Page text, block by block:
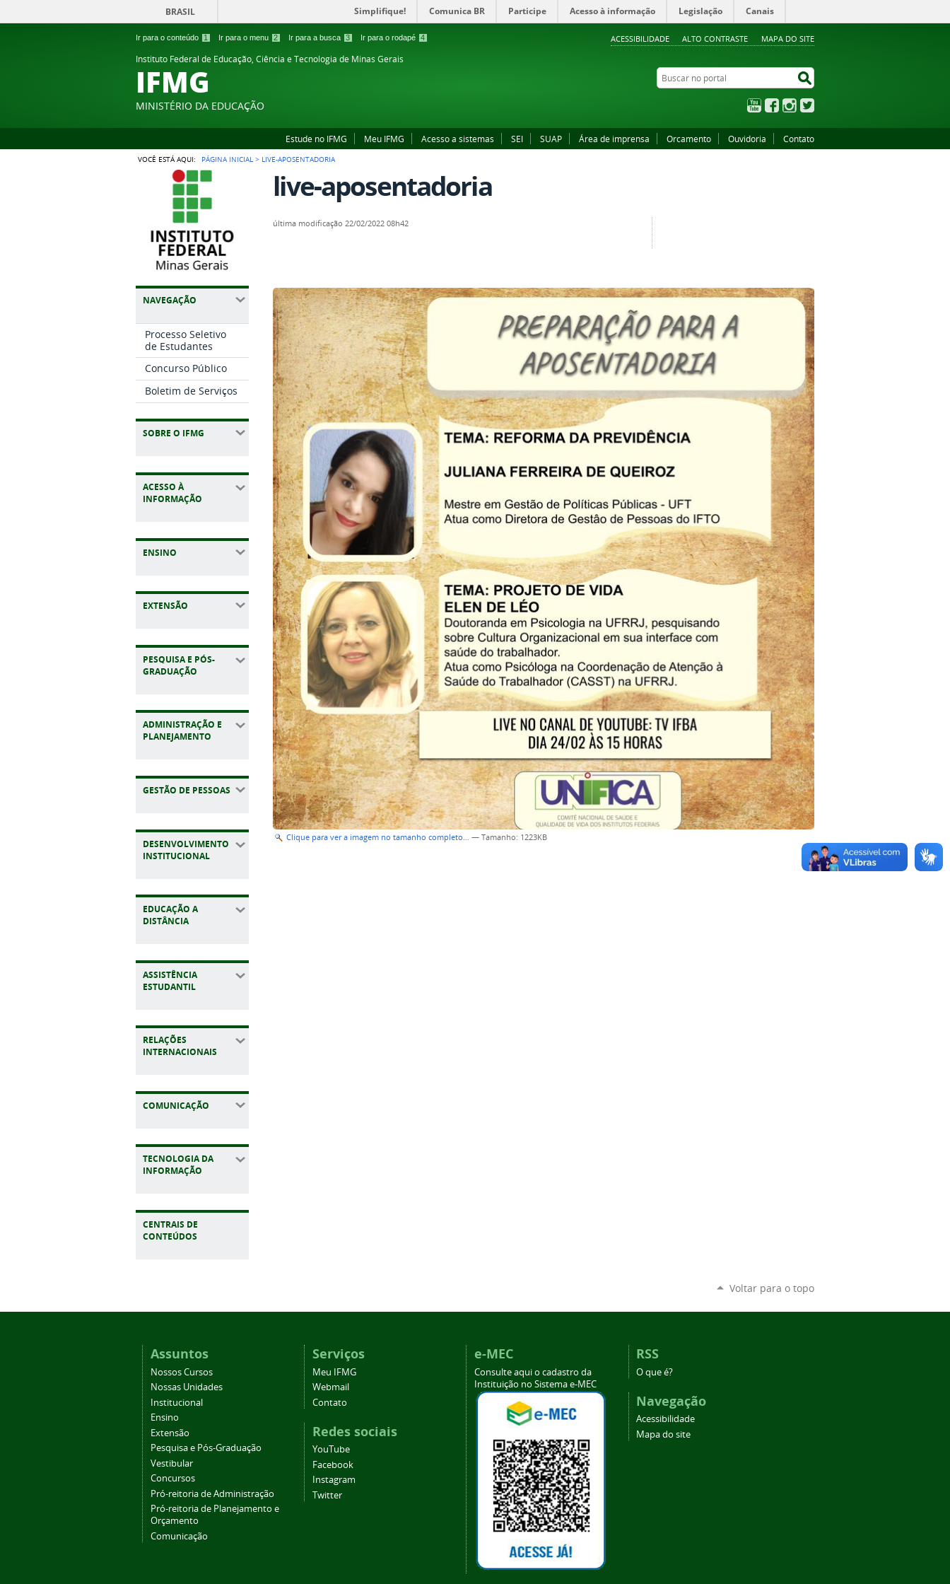
Ir para o conteúdo 1 Ir para o menu 2 Ir para a busca 3 Ir para o rodapé 4 ACESSIBILIDADE ALTO CONTRASTE MAPA DO SITE
BRASIL Simplifique! Comunica BR Participe Acesso à informação Legislação Canais
Instituto Federal de Educação, Ciência e Tecnologia de Minas Gerais
IFMG
MINISTÉRIO DA EDUCAÇÃO
Buscar no portal
YouTubeFacebookInstagram
Estude no IFMG Meu IFMG Acesso a sistemas SEI SUAP Área de imprensa Orcamento Ouvidoria Contato
VOCÊ ESTÁ AQUI: PÁGINA INICIAL > LIVE-APOSENTADORIA
NAVEGAÇÃO
Processo Seletivo
de Estudantes
Concurso Público
Boletim de Serviços
SOBRE O IFMG
ACESSO À
INFORMAÇÃO
ENSINO
EXTENSÃO
PESQUISA E PÓS-
GRADUAÇÃO
ADMINISTRAÇÃO E
PLANEJAMENTO
GESTÃO DE PESSOAS
DESENVOLVIMENTO
INSTITUCIONAL
EDUCAÇÃO A
DISTÂNCIA
ASSISTÊNCIA
ESTUDANTIL
RELAÇÕES
INTERNACIONAIS
COMUNICAÇÃO
TECNOLOGIA DA
INFORMAÇÃO
CENTRAIS DE
CONTEÚDOS
live-aposentadoria
última modificação 22/02/2022 08h42
Clique para ver a imagem no tamanho completo… —Tamanho: 1223KB
Voltar para o topo
Assuntos
Nossos Cursos
Nossas Unidades
Institucional
Ensino
Extensão
Pesquisa e Pós-Graduação
Vestibular
Concursos
Pró-reitoria de Administração
Pró-reitoria de Planejamento e
Orçamento
Comunicação
Serviços
Meu IFMG
Webmail
Contato
Redes sociais
YouTube
Facebook
Instagram
Twitter
e-MEC
Consulte aqui o cadastro da
Instituição no Sistema e-MEC
RSS
O que é?
Navegação
Acessibilidade
Mapa do site